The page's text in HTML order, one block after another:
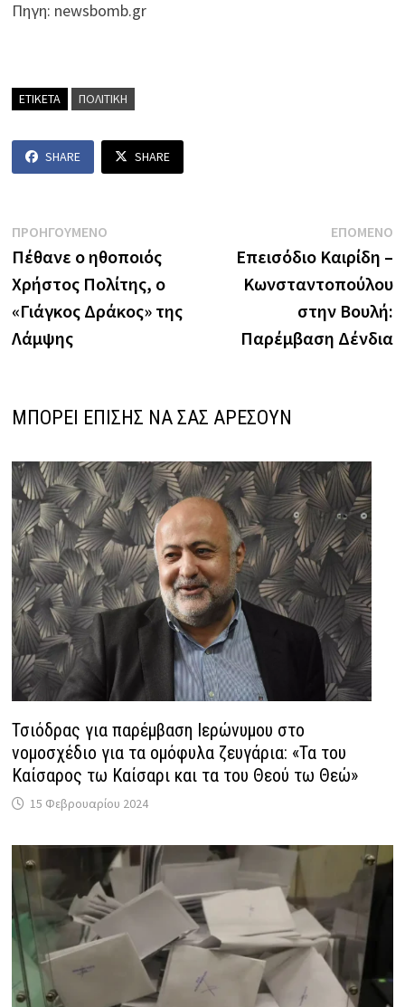
Πηγη: newsbomb.gr
ΕΤΙΚΕΤΑ ΠΟΛΙΤΙΚΗ
SHARE SHARE
Πλοήγηση
άρθρων
ΠΡΟΗΓΟΥΜΕΝΟ
post:
Πέθανε ο ηθοποιός
Χρήστος Πολίτης, ο
«Γιάγκος Δράκος» της
Λάμψης
ΕΠΟΜΕΝΟ
Επεισόδιο Καιρίδη –
Κωνσταντοπούλου
στην Βουλή:
Παρέμβαση Δένδια
ΜΠΟΡΕΙ ΕΠΙΣΗΣ ΝΑ ΣΑΣ ΑΡΕΣΟΥΝ
Τσιόδρας για παρέμβαση Ιερώνυμου στο
νομοσχέδιο για τα ομόφυλα ζευγάρια: «Τα του
Καίσαρος τω Καίσαρι και τα του Θεού τω Θεώ»
15 Φεβρουαρίου 2024